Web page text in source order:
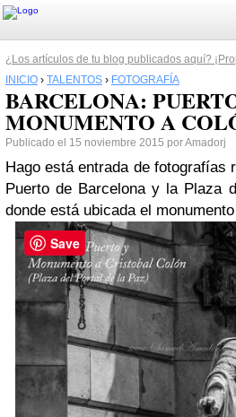
¿Los artículos de tu blog publicados aquí?
INICIO › TALENTOS › FOTOGRAFÍA
BARCELONA:
MONUMENTO A
Publicado el 15 noviembre 2015 por Amadorj
Hago está entrada de fotografías
Puerto de Barcelona y la Plaza
donde está ubicada el
Save